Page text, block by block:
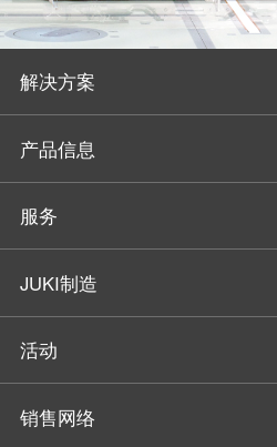
解决方案
产品信息
服务
JUKI制造
活动
销售网络